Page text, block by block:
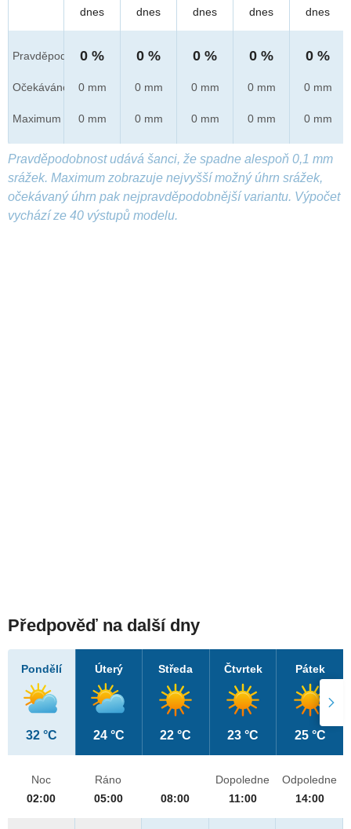
Pravděpod.
Očekáváno
Maximum
dnes
0 %
0 mm
0 mm
dnes
0 %
0 mm
0 mm
dnes
0 %
0 mm
0 mm
dnes
0 %
0 mm
0 mm
dnes
0 %
0 mm
0 mm
Pravděpodobnost udává šanci, že spadne alespoň 0,1 mm
srážek. Maximum zobrazuje nejvyšší možný úhrn srážek,
očekávaný úhrn pak nejpravděpodobnější variantu. Výpočet
vychází ze 40 výstupů modelu.
Předpověď na další dny
Pondělí
32 °C
Úterý
24 °C
Středa
22 °C
Čtvrtek
23 °C
Pátek
25 °C
Noc
02:00
Ráno
05:00
08:00
Dopoledne
11:00
Odpoledne
14:00